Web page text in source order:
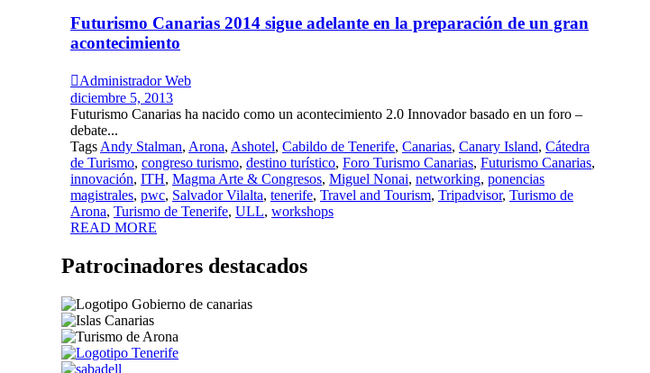
Futurismo Canarias 2014 sigue adelante en la preparación de un gran
acontecimiento
Administrador Web
diciembre 5, 2013
Futurismo Canarias ha nacido como un acontecimiento 2.0 Innovador basado en un foro –
debate...
Tags Andy Stalman, Arona, Ashotel, Cabildo de Tenerife, Canarias, Canary Island, Cátedra
de Turismo, congreso turismo, destino turístico, Foro Turismo Canarias, Futurismo Canarias,
innovación, ITH, Magma Arte & Congresos, Miguel Nonai, networking, ponencias
magistrales, pwc, Salvador Vilalta, tenerife, Travel and Tourism, Tripadvisor, Turismo de
Arona, Turismo de Tenerife, ULL, workshops
READ MORE
Patrocinadores destacados